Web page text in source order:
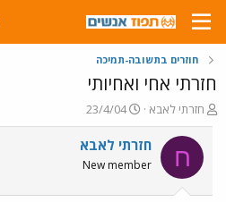
חוזרים בתשובה-תמיכה
חזרתי אחי ואחיותי
פ
ו
ת
ח
ה
חזרתי לאבא
פ
ו
ר
ם
23/4/04
ח חזרתי לאבא
New member